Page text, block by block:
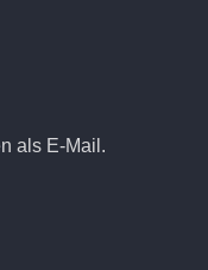
als E-Mail.